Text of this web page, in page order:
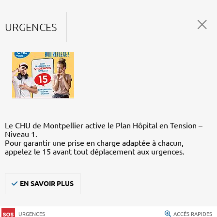
URGENCES
Le CHU de Montpellier active le Plan Hôpital en Tension –
Niveau 1.
Pour garantir une prise en charge adaptée à chacun,
appelez le 15 avant tout déplacement aux urgences.
EN SAVOIR PLUS
URGENCES ACCÈS RAPIDES